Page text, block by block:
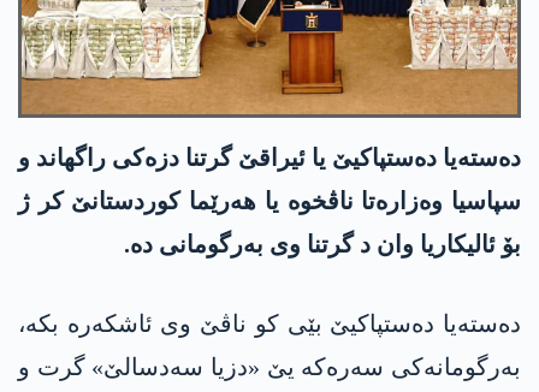
دەستەیا دەستپاکیێ یا ئیراقێ گرتنا دزەکی راگهاند و
سپاسیا وەزارەتا ناڤخوە یا هەرێما کوردستانێ کر ژ
بۆ ئالیکاریا وان د گرتنا وی بەرگومانی دە.
دەستەیا دەستپاکیێ بێی کو ناڤێ وی ئاشکەرە بکە،
بەرگومانەکی سەرەکە یێ «دزیا سەدسالێ» گرت و